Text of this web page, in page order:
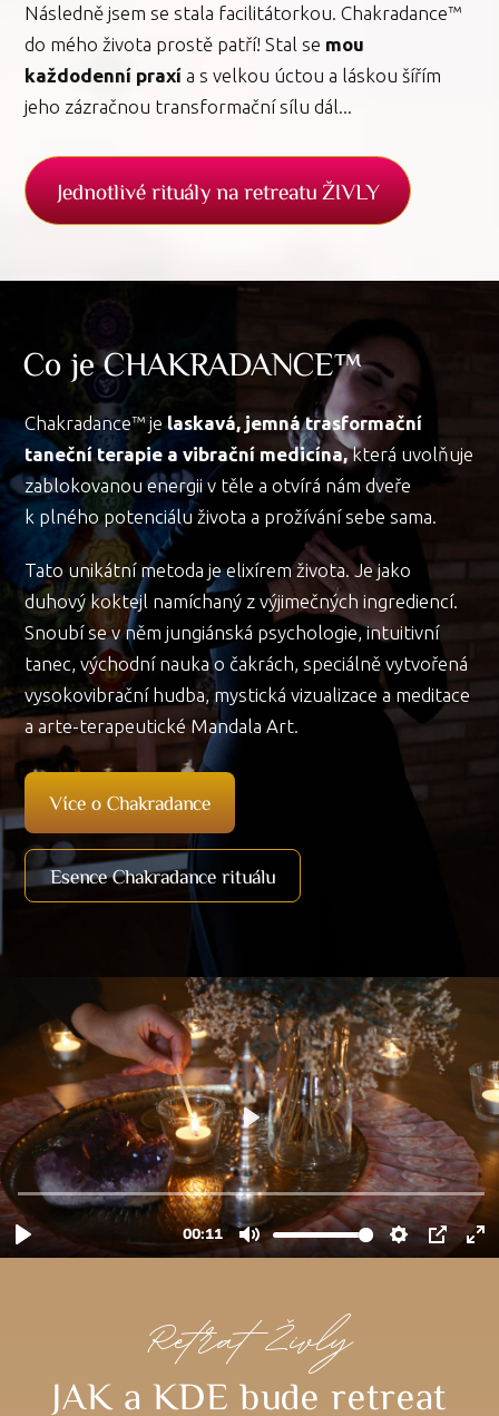
Následně jsem se stala facilitátorkou. Chakradance™
do mého života prostě patří! Stal se mou
každodenní praxí a s velkou úctou a láskou šířím
jeho zázračnou transformační sílu dál...
Jednotlivé rituály na retreatu ŽIVLY
Co je CHAKRADANCE™
Chakradance™ jelaskavá, jemná trasformační
taneční terapie a vibrační medicína,která uvolňuje
zablokovanou energii v těle a otvírá nám dveře
k plného potenciálu života a prožívání sebe sama.
Tato unikátní metoda je elixírem života. Je jako
duhový koktejl namíchaný z výjimečných ingrediencí.
Snoubí se v něm jungiánská psychologie, intuitivní
tanec, východní nauka o čakrách, speciálně vytvořená
vysokovibrační hudba, mystická vizualizace a meditace
a arte-terapeutické Mandala Art.
Více o Chakradance
Esence Chakradance rituálu
Retrat Živly
JAK a KDE bude retreat